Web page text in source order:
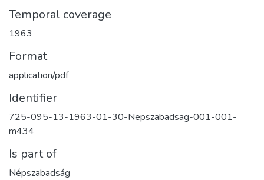
Temporal coverage
1963
Format
application/pdf
Identifier
725-095-13-1963-01-30-Nepszabadsag-001-001-
m434
Is part of
Népszabadság